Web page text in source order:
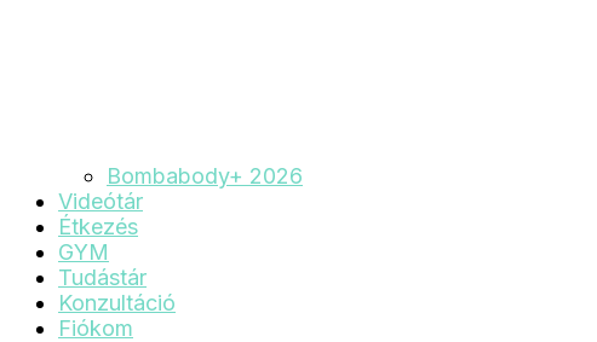
Bombabody+ 2026
Videótár
Étkezés
GYM
Tudástár
Konzultáció
Fiókom